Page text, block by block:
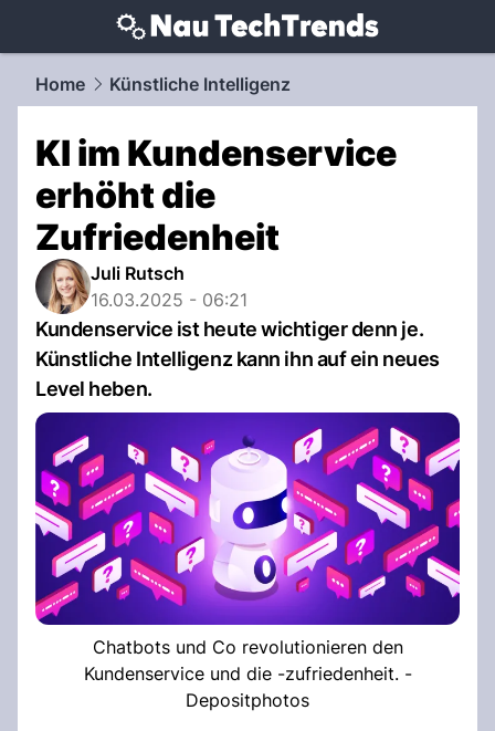
techtrends.NAU.ch
Home Künstliche Intelligenz
KI im Kundenservice
erhöht die
Zufriedenheit
Juli Rutsch
16.03.2025 - 06:21
Kundenservice ist heute wichtiger denn je.
Künstliche Intelligenz kann ihn auf ein neues
Level heben.
Chatbots und Co revolutionieren den
Kundenservice und die -zufriedenheit. -
Depositphotos